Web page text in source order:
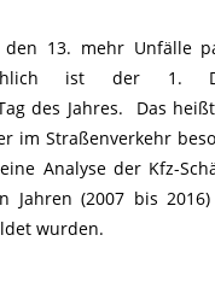
den 13. mehr Unfälle
ist der 1.
des Jahres. Das
im Straßenverkehr
Analyse der Kfz-
Jahren (2007 bis
wurden.